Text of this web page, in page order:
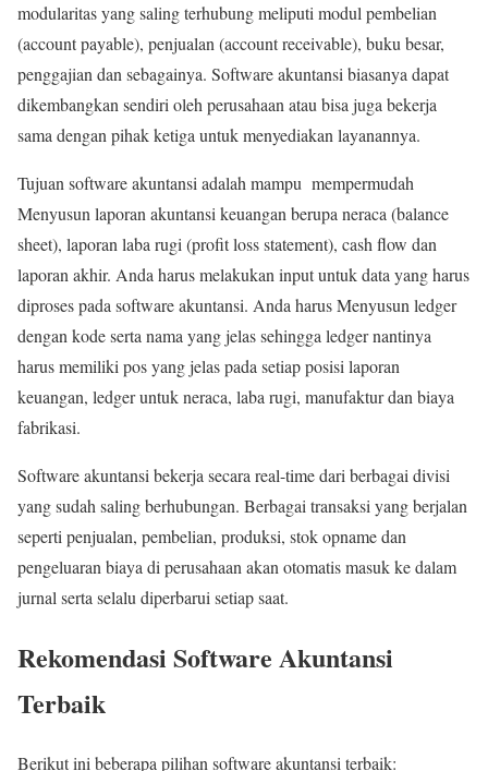
modularitas yang saling terhubung meliputi modul pembelian
(account payable), penjualan (account receivable), buku besar,
penggajian dan sebagainya. Software akuntansi biasanya dapat
dikembangkan sendiri oleh perusahaan atau bisa juga bekerja
sama dengan pihak ketiga untuk menyediakan layanannya.
Tujuan software akuntansi adalah mampu mempermudah
Menyusun laporan akuntansi keuangan berupa neraca (balance
sheet), laporan laba rugi (profit loss statement), cash flow dan
laporan akhir. Anda harus melakukan input untuk data yang harus
diproses pada software akuntansi. Anda harus Menyusun ledger
dengan kode serta nama yang jelas sehingga ledger nantinya
harus memiliki pos yang jelas pada setiap posisi laporan
keuangan, ledger untuk neraca, laba rugi, manufaktur dan biaya
fabrikasi.
Software akuntansi bekerja secara real-time dari berbagai divisi
yang sudah saling berhubungan. Berbagai transaksi yang berjalan
seperti penjualan, pembelian, produksi, stok opname dan
pengeluaran biaya di perusahaan akan otomatis masuk ke dalam
jurnal serta selalu diperbarui setiap saat.
Rekomendasi Software Akuntansi
Terbaik
Berikut ini beberapa pilihan software akuntansi terbaik: